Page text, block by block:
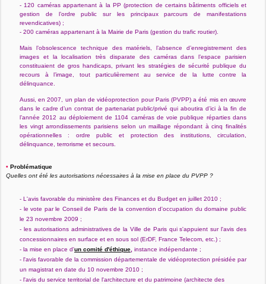
- 120 caméras appartenant à la PP (protection de certains bâtiments officiels et
gestion de l’ordre public sur les principaux parcours de manifestations
revendicatives) ;
- 200 caméras appartenant à la Mairie de Paris (gestion du trafic routier).
Mais l’obsolescence technique des matériels, l’absence d’enregistrement des
images et la localisation très disparate des caméras dans l’espace parisien
constituaient de gros handicaps, privant les stratégies de sécurité publique du
recours à l’image, tout particulièrement au service de la lutte contre la
délinquance.
Aussi, en 2007, un plan de vidéoprotection pour Paris (PVPP) a été mis en œuvre
dans le cadre d’un contrat de partenariat public/privé qui aboutira d’ici à la fin de
l’année 2012 au déploiement de 1104 caméras de voie publique réparties dans
les vingt arrondissements parisiens selon un maillage répondant à cinq finalités
opérationnelles : ordre public et protection des institutions, circulation,
délinquance, terrorisme et secours.
• Problématique
Quelles ont été les autorisations nécessaires à la mise en place du PVPP ?
- L'avis favorable du ministère des Finances et du Budget en juillet 2010 ;
- le vote par le Conseil de Paris de la convention d'occupation du domaine public
le 23 novembre 2009 ;
- les autorisations administratives de la Ville de Paris qui s'appuient sur l'avis des
concessionnaires en surface et en sous sol (ErDF, France Telecom, etc.) ;
- la mise en place d'un comité d'éthique, instance indépendante ;
- l'avis favorable de la commission départementale de vidéoprotection présidée par
un magistrat en date du 10 novembre 2010 ;
- l'avis du service territorial de l'architecture et du patrimoine (architecte des